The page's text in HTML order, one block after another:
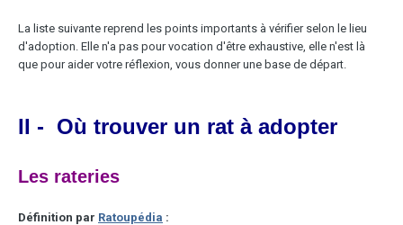
La liste suivante reprend les points importants à vérifier selon le lieu
d'adoption. Elle n'a pas pour vocation d'être exhaustive, elle n'est là
que pour aider votre réflexion, vous donner une base de départ.
II - Où trouver un rat à adopter
Les rateries
Définition par Ratoupédia :